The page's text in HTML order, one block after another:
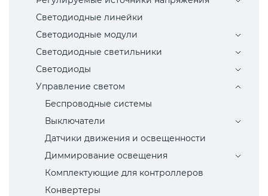
Светодиодные линейки
Светодиодные модули
Светодиодные светильники
Светодиоды
Управление светом
Беспроводные системы
Выключатели
Датчики движения и освещенности
Диммирование освещения
Комплектующие для контроллеров
Конвертеры